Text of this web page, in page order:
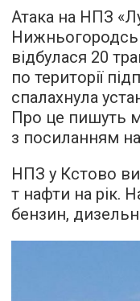
Атака на НПЗ
відбулася 20
по території
спалахнула
Про це пишуть
з посиланням на
НПЗ у Кстово
т нафти на рік.
бензин,